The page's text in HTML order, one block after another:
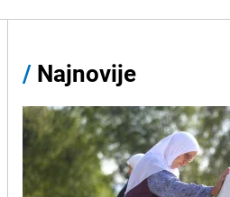
/ Najnovije